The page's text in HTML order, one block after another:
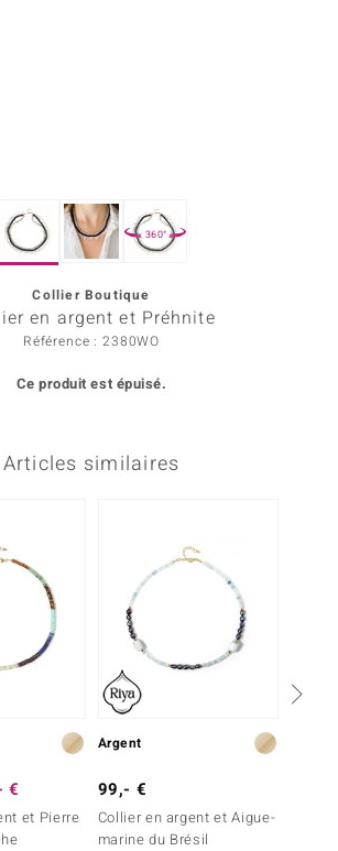
360°
Collier Boutique
en argent et Préhnite
Référence : 2380WO
Ce produit est épuisé.
Articles similaires
€
et Pierre
Argent
99,- €
Collier en argent et Aigue-
marine du Brésil